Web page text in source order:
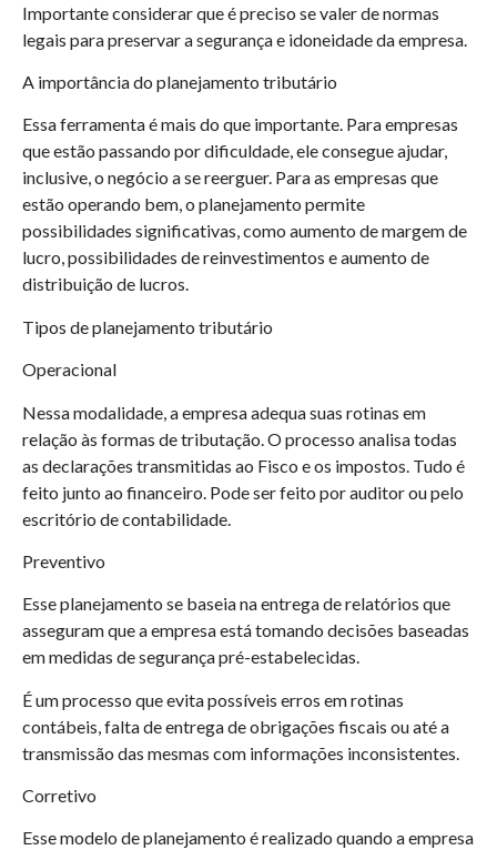
Importante considerar que é preciso se valer de normas
legais para preservar a segurança e idoneidade da empresa.
A importância do planejamento tributário
Essa ferramenta é mais do que importante. Para empresas
que estão passando por dificuldade, ele consegue ajudar,
inclusive, o negócio a se reerguer. Para as empresas que
estão operando bem, o planejamento permite
possibilidades significativas, como aumento de margem de
lucro, possibilidades de reinvestimentos e aumento de
distribuição de lucros.
Tipos de planejamento tributário
Operacional
Nessa modalidade, a empresa adequa suas rotinas em
relação às formas de tributação. O processo analisa todas
as declarações transmitidas ao Fisco e os impostos. Tudo é
feito junto ao financeiro. Pode ser feito por auditor ou pelo
escritório de contabilidade.
Preventivo
Esse planejamento se baseia na entrega de relatórios que
asseguram que a empresa está tomando decisões baseadas
em medidas de segurança pré-estabelecidas.
É um processo que evita possíveis erros em rotinas
contábeis, falta de entrega de obrigações fiscais ou até a
transmissão das mesmas com informações inconsistentes.
Corretivo
Esse modelo de planejamento é realizado quando a empresa